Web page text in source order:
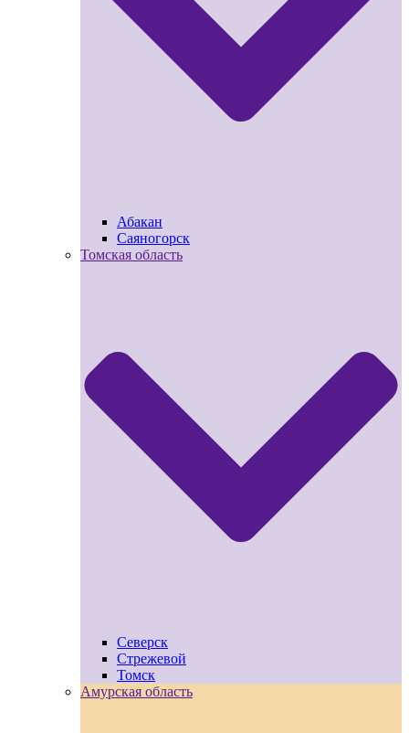
Абакан
Саяногорск
Томская область
Северск
Стрежевой
Томск
Амурская область